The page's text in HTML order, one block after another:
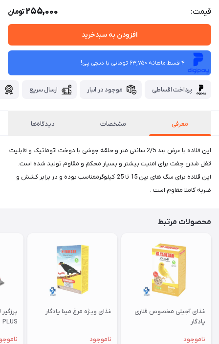
قیمت: 255,000تومان
افزودن به سبدخرید
4 قسط ماهانه 63,750 تومانی با دیجی ‌پی!
پرداخت اقساطی موجود در انبار ارسال سریع
معرفی مشخصات دیدگاه‌ها
این قلاده با عرض بند 2/5 سانتی متر و حلقه جوشی با دوخت اتوماتیک و قابلیت
قفل شدن چفت برای امنیت بیشتر و بسیار محکم و مقاوم تولید شده است.
این قلاده برای سگ های بین 15 تا 25 کیلوگرممناسب بوده و در برابر کشش و
ضربه کاملا مقاوم است .
محصولات مرتبط
غذای آجیلی مخصوص قناری
یادگار
ناموجود
غذای ویژه مرغ مینا یادگار
ناموجود
PLUS